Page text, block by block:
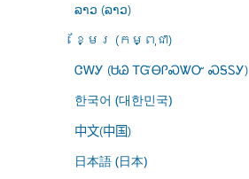
ລາວ (ລາວ)
ខ្មែរ (កម្ពុជា)
ᏣᎳᎩ (ᏌᏊ ᎢᏳᎾᎵᏍᏔᏅ ᏍᎦᏚᎩ)
한국어 (대한민국)
中文(中国)
日本語 (日本)